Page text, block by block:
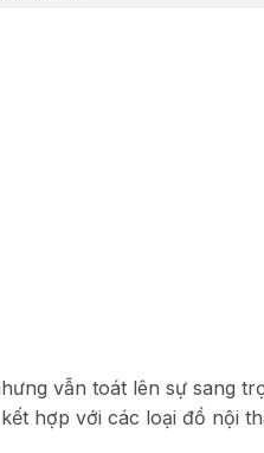
vẫn toát lên sự sang
hợp với các loại đồ nội